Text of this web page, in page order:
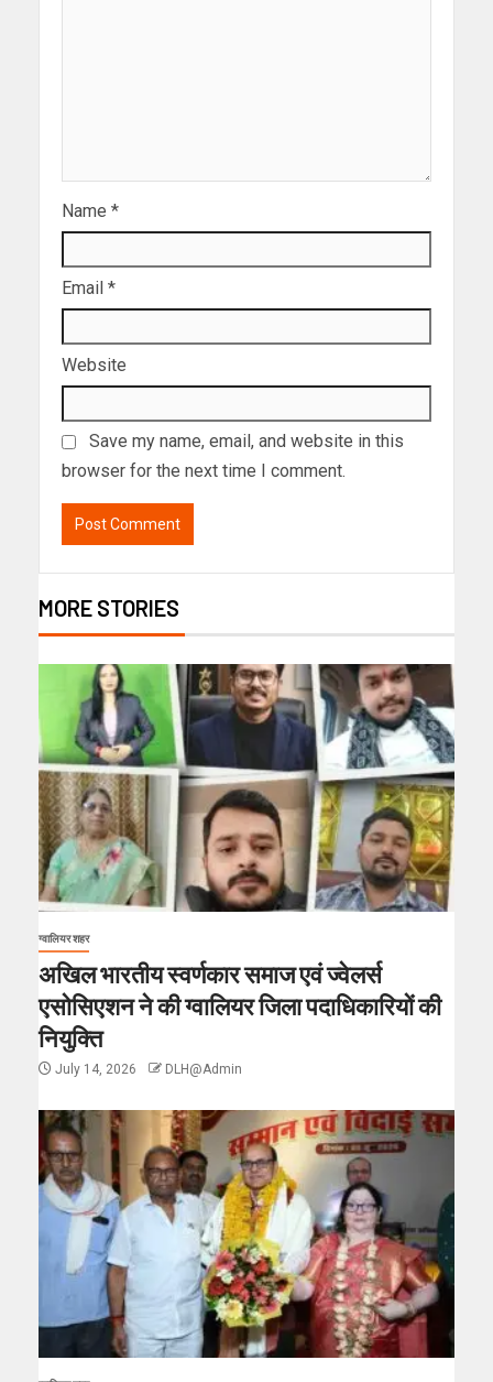
Name *
Email *
Website
Save my name, email, and website in this
browser for the next time I comment.
MORE STORIES
ग्वालियर शहर
अखिल भारतीय स्वर्णकार समाज एवं ज्वेलर्स
एसोसिएशन ने की ग्वालियर जिला पदाधिकारियों की
नियुक्ति
July 14, 2026 DLH@Admin